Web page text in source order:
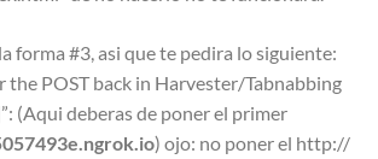
forma #3, asi que te pedira lo siguiente:
the POST back in Harvester/Tabnabbing
(Aqui deberas de poner el primer
) ojo: no poner el http://